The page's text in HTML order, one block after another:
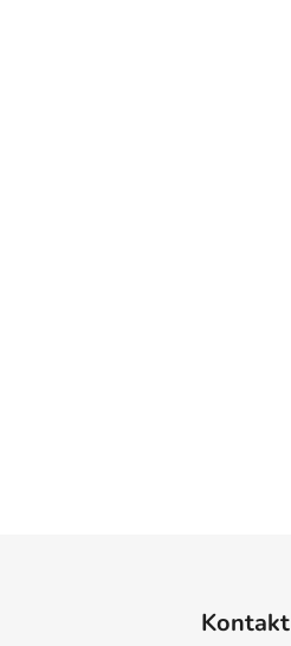
Kontakt